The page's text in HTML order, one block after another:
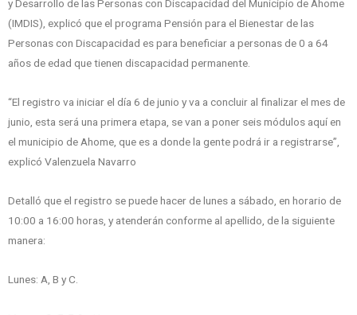
y Desarrollo de las Personas con Discapacidad del Municipio de Ahome
(IMDIS), explicó que el programa Pensión para el Bienestar de las
Personas con Discapacidad es para beneficiar a personas de 0 a 64
años de edad que tienen discapacidad permanente.
“El registro va iniciar el día 6 de junio y va a concluir al finalizar el mes de
junio, esta será una primera etapa, se van a poner seis módulos aquí en
el municipio de Ahome, que es a donde la gente podrá ir a registrarse”,
explicó Valenzuela Navarro
Detalló que el registro se puede hacer de lunes a sábado, en horario de
10:00 a 16:00 horas, y atenderán conforme al apellido, de la siguiente
manera:
Lunes: A, B y C.